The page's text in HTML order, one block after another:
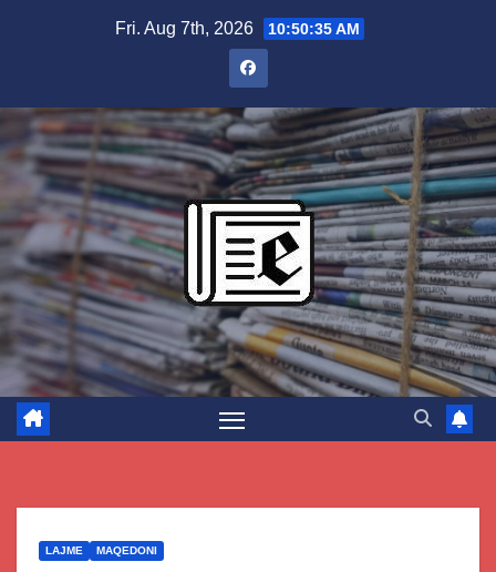
Fri. Aug 7th, 2026 10:50:35 AM
LAJME MAQEDONI